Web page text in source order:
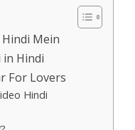
Mein
in Hindi
For Lovers
Hindi